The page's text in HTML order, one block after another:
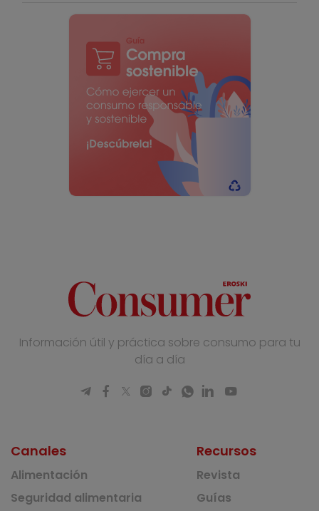
Información útil y práctica sobre consumo para tu
día a día
Canales
Alimentación
Seguridad alimentaria
Recursos
Revista
Guías